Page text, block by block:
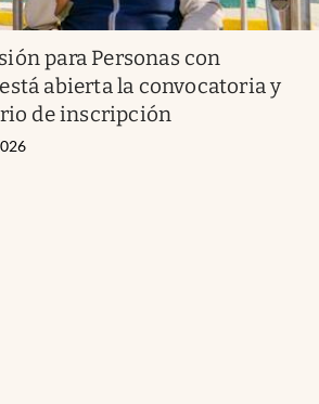
para Personas con
abierta la convocatoria y
de inscripción